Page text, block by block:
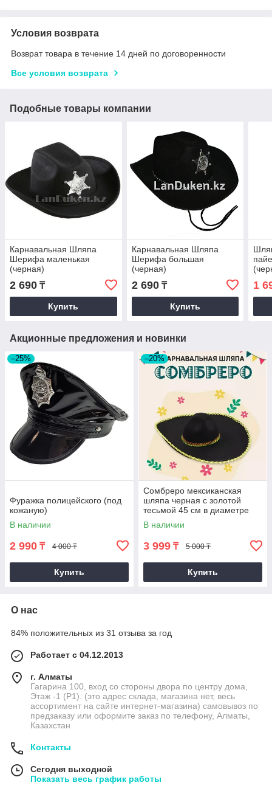
Условия возврата
Возврат товара в течение 14 дней по договоренности
Все условия возврата
Подобные товары компании
Карнавальная Шляпа
Шерифа маленькая
(черная)
2 690 ₸
Купить
Карнавальная Шляпа
Шерифа большая
(черная)
2 690₸
Купить
1
Акционные предложения и новинки
–25%
Фуражка полицейского (под
кожаную)
В наличии
2 990 ₸ 4 000 ₸
Купить
–20%
Сомбреро мексиканская
шляпа черная с золотой
тесьмой 45 см в диаметре
В наличии
3 999 ₸ 5 000 ₸
Купить
О нас
84% положительных из 31 отзыва за год
Работает с 04.12.2013
г. Алматы
Гагарина 100, вход со стороны двора по центру дома,
Этаж -1 (P1). (это адрес склада, магазина нет, весь
ассортимент на сайте интернет-магазина) самовывоз по
предзаказу или оформите заказ по телефону, Алматы,
Казахстан
Контакты
Сегодня выходной
Показать весь график работы